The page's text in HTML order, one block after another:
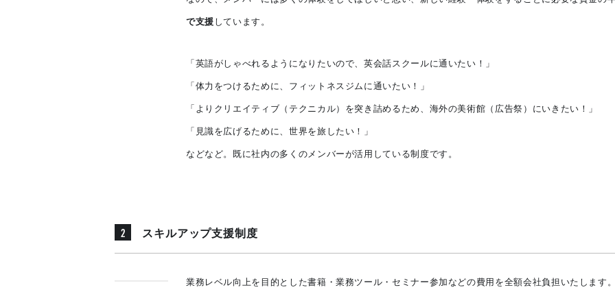
で支援 しています。
「英語がしゃべれるようになりたいので、英会話スクールに通いたい！」
「体力をつけるために、フィットネスジムに通いたい！」
「よりクリエイティブ（テクニカル）を突き詰めるため、海外の美術館（広告祭）にいきたい！」
「見識を広げるために、世界を旅したい！」
などなど。既に社内の多くのメンバーが活用している制度です。
2 スキルアップ支援制度
業務レベル向上を目的とした書籍・業務ツール・セミナー参加などの費用を全額会社負担いたします